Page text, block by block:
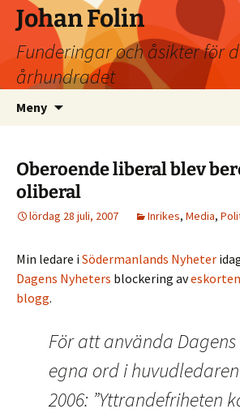
Johan Folin
Funderingar och åsikter för
århundradet
Meny
Oberoende liberal blev
oliberal
lördag 28 juli, 2007 Inrikes, Media,
Min ledare i Södermanlands Nyheter
Dagens Nyheters blockering av
blogg.
För att ­använda Dagens
egna ord i
2006: ”Yttrandefriheten